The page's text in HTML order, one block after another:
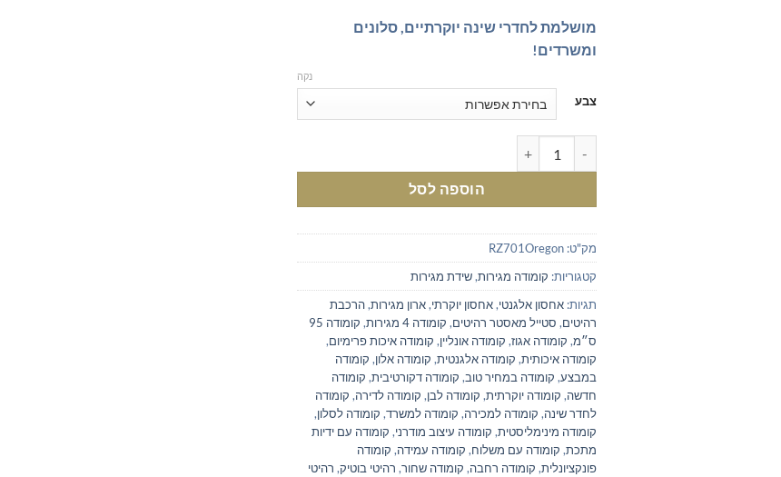
מושלמת לחדרי שינה יוקרתיים, סלונים
ומשרדים!
צבע
נקה
הוספה לסל
מק"ט: RZ701Oregon
קטגוריות: קומודה מגירות,שידת מגירות
תגיות: אחסון אלגנטי,אחסון יוקרתי,ארון מגירות,הרכבת
רהיטים, סטייל מאסטר רהיטים, קומודה 4 מגירות ,
קומודה 95
ס״מ, קומודה אגוז, קומודה אונליין, קומודה איכות פרימיום,
קומודה איכותית, קומודה אלגנטית, קומודה אלון, קומודה
במבצע, קומודה במחיר טוב, קומודה דקורטיבית, קומודה
חדשה, קומודה יוקרתית, קומודה לבן, קומודה לדירה, קומודה
לחדר שינה, קומודה למכירה, קומודה למשרד, קומודה לסלון,
קומודה מינימליסטית, קומודה עיצוב מודרני, קומודה עם ידיות
מתכת, קומודה עם משלוח, קומודה עמידה, קומודה
פונקציונלית, קומודה רחבה, קומודה שחור, רהיטי בוטיק, רהיטי